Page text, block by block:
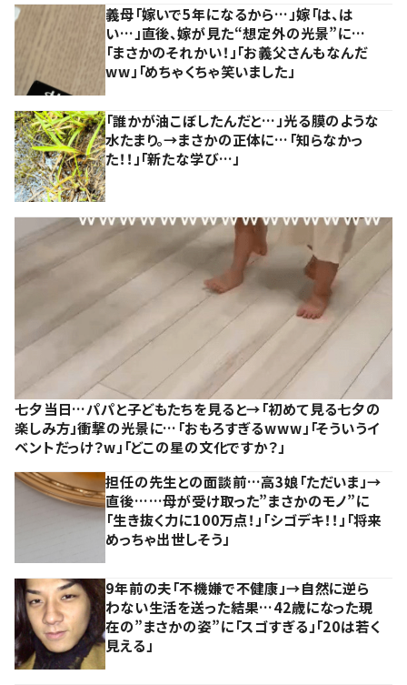
義母「嫁いで5年になるから…」嫁「は、は
い…」直後、嫁が見た“想定外の光景”に…
「まさかのそれかい！」「お義父さんもなんだ
ww」「めちゃくちゃ笑いました」
「誰かが油こぼしたんだと…」光る膜のような
水たまり。→まさかの正体に…「知らなかっ
た！！」「新たな学び…」
七夕当日…パパと子どもたちを見ると→「初めて見る七夕の
楽しみ方」衝撃の光景に…「おもろすぎるwww」「そういうイ
ベントだっけ？w」「どこの星の文化ですか？」
担任の先生との面談前…高3娘「ただいま」→
直後……母が受け取った”まさかのモノ”に
「生き抜く力に100万点！」「シゴデキ！！」「将来
めっちゃ出世しそう」
9年前の夫「不機嫌で不健康」→自然に逆ら
わない生活を送った結果…42歳になった現
在の”まさかの姿”に「スゴすぎる」「20は若く
見える」